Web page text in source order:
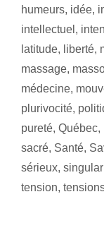
humeurs, idée,
intellectuel ,
latitude, liberté,
massage,
médecine,
plurivocité,
pureté, Québec,
sacré, Santé,
sérieux,
tension,